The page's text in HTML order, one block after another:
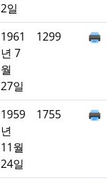
2일
1961
년 7
월
27일
1299
1959
년
11월
24일
1755